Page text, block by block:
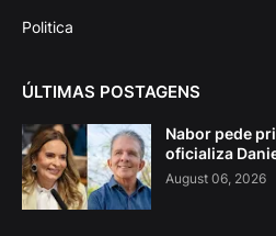
Politica
ÚLTIMAS POSTAGENS
Nabor pede
oficializa
August 06, 2026